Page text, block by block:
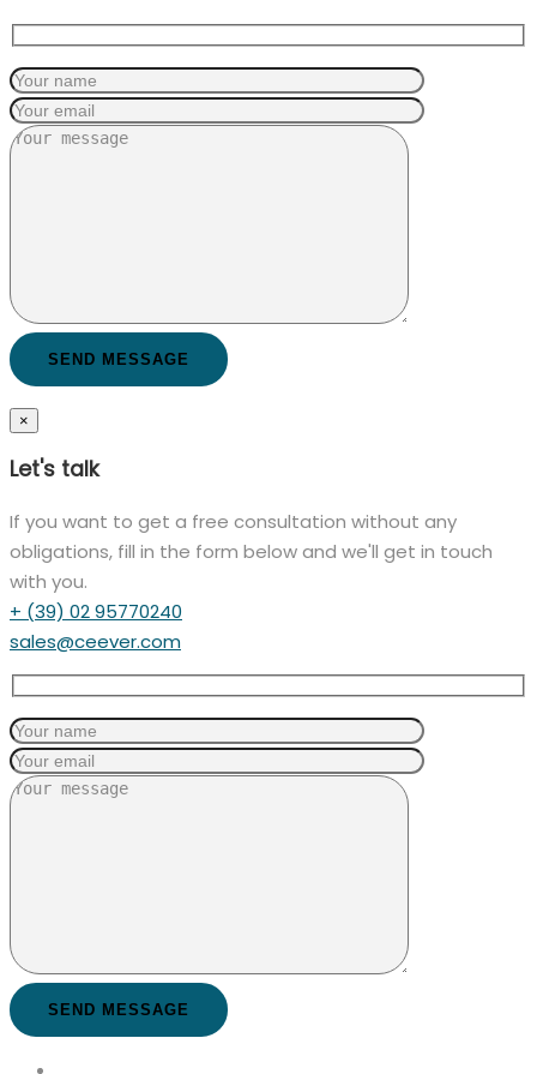
×
Let's talk
If you want to get a free consultation without any
obligations, fill in the form below and we'll get in touch
with you.
+ (39) 02 95770240
sales@ceever.com